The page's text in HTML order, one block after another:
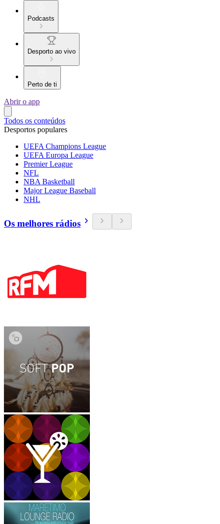
Podcasts
Desporto ao vivo
Perto de ti
Abrir o app
Todos os conteúdos
Desportos populares
UEFA Champions League
UEFA Europa League
Premier League
NFL
NBA Basketball
Major League Baseball
NHL
Os melhores rádios